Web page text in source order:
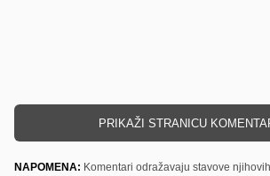
PRIKAŽI STRANICU
NAPOMENA: Komentari odražavaju stavove